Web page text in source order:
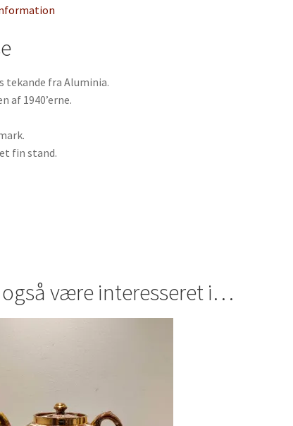
tekande fra Aluminia.
af 1940’erne.
fin stand.
være interesseret i…